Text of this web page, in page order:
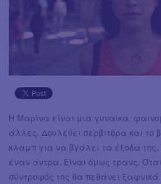
Η Μαρίνα είναι μια γυναίκα,
άλλες. Δουλεύει σερβιτόρα και το
κλαμπ για να βγάλει τα έξοδά
έναν άντρα. Είναι όμως τρανς.
σύντροφός της θα πεθάνει